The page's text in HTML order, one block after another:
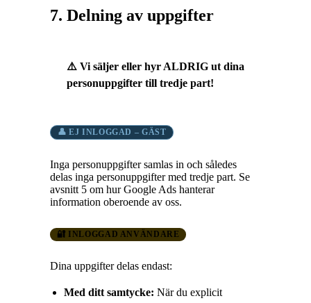
7. Delning av uppgifter
⚠️ Vi säljer eller hyr ALDRIG ut dina
personuppgifter till tredje part!
👤 EJ INLOGGAD – GÄST
Inga personuppgifter samlas in och således
delas inga personuppgifter med tredje part. Se
avsnitt 5 om hur Google Ads hanterar
information oberoende av oss.
🔐 INLOGGAD ANVÄNDARE
Dina uppgifter delas endast:
Med ditt samtycke: När du explicit